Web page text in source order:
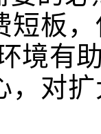
短板
境有
，对